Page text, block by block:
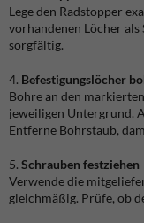
Lege den Radstopper
vorhandenen Löcher
sorgfältig.
4. Befestigungslöcher
Bohre an den
jeweiligen Untergrund.
Entferne Bohrstaub,
5. Schrauben festziehen
Verwende die
gleichmäßig. Prüfe, ob